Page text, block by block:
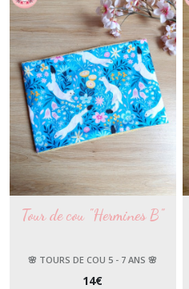
Tour de cou "Hermines B"
🌸 TOURS DE COU 5 - 7 ANS 🌸
14€
🌸
(6)
🌸
Tours
de
cou
5
-
7
ans
🌸
Afficher